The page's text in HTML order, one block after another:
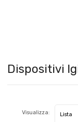
Dispositivi
Visualizza: